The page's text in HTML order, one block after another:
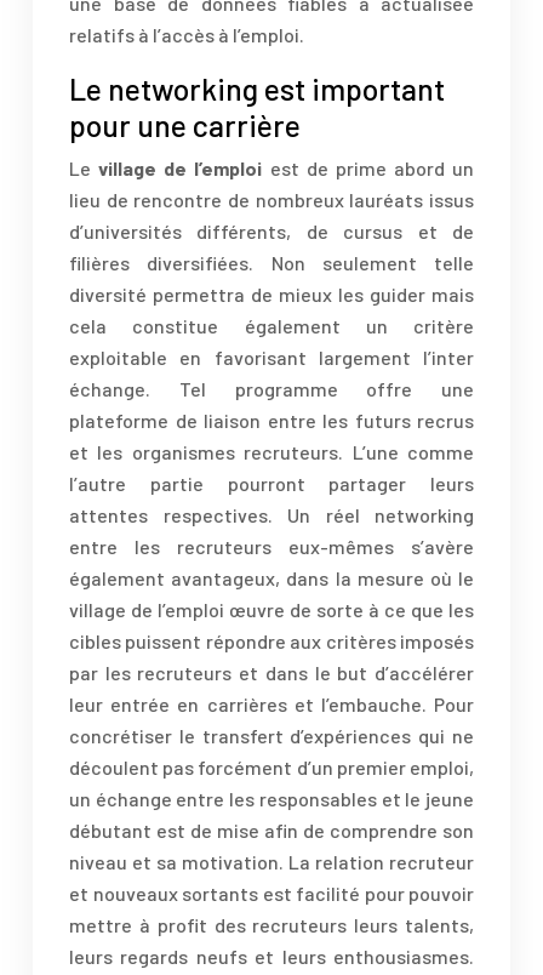
relatifs à l’accès à l’emploi.
Le networking est important
pour une carrière
Levillage de l’emploi est de prime abord un
lieu de rencontre de nombreux lauréats issus
d’universités différents, de cursus et de
filières diversifiées. Non seulement telle
diversité permettra de mieux les guider mais
cela constitue également un critère
exploitable en favorisant largement l’inter
échange. Tel programme offre une
plateforme de liaison entre les futurs recrus
et les organismes recruteurs. L’une comme
l’autre partie pourront partager leurs
attentes respectives. Un réel networking
entre les recruteurs eux-mêmes s’avère
également avantageux, dans la mesure où le
village de l’emploi œuvre de sorte à ce que les
cibles puissent répondre aux critères imposés
par les recruteurs et dans le but d’accélérer
leur entrée en carrières et l’embauche. Pour
concrétiser le transfert d’expériences qui ne
découlent pas forcément d’un premier emploi,
un échange entre les responsables et le jeune
débutant est de mise afin de comprendre son
niveau et sa motivation. La relation recruteur
et nouveaux sortants est facilité pour pouvoir
mettre à profit des recruteurs leurs talents,
leurs regards neufs et leurs enthousiasmes.